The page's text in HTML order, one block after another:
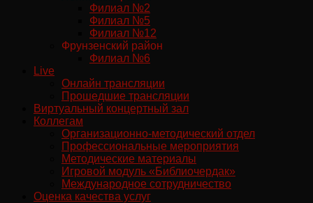
Филиал №2
Филиал №5
Филиал №12
Фрунзенский район
Филиал №6
Live
Онлайн трансляции
Прошедшие трансляции
Виртуальный концертный зал
Коллегам
Организационно-методический отдел
Профессиональные мероприятия
Методические материалы
Игровой модуль «Библиочердак»
Международное сотрудничество
Оценка качества услуг